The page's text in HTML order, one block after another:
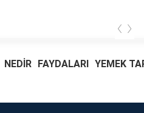
‹ ›
NEDİR FAYDALARI YEMEK